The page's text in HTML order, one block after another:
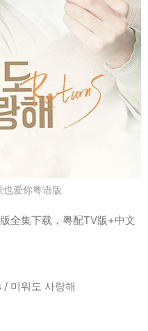
也爱你粤语版
全集下载，粤配TV版+中文
미워도 사랑해